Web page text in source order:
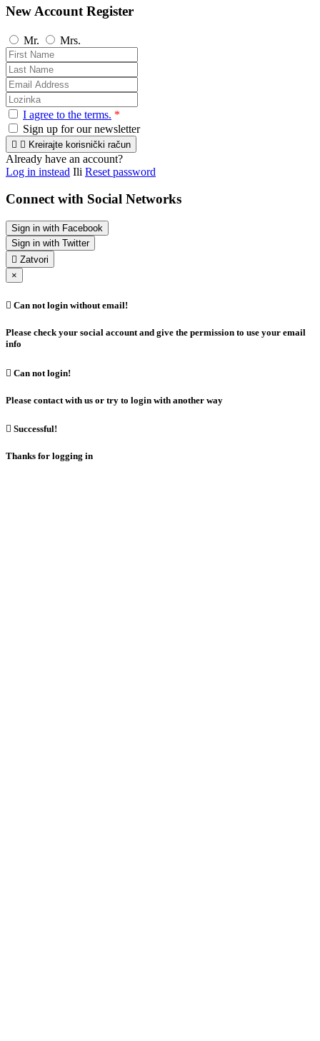
New Account Register
Mr. Mrs.
I agree to the terms. *
Sign up for our newsletter
  Kreirajte korisnički račun
Already have an account?
Log in instead Ili Reset password
Connect with Social Networks
Sign in with Facebook
Sign in with Twitter
 Zatvori
×
 Can not login without email!
Please check your social account and give the permission to use your email
info
 Can not login!
Please contact with us or try to login with another way
 Successful!
Thanks for logging in